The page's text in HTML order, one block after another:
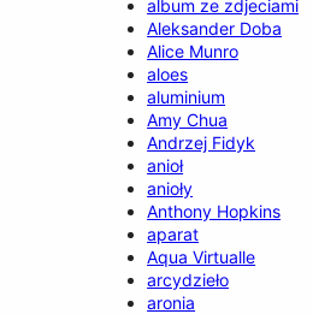
album ze zdjeciami
Aleksander Doba
Alice Munro
aloes
aluminium
Amy Chua
Andrzej Fidyk
anioł
anioły
Anthony Hopkins
aparat
Aqua Virtualle
arcydzieło
aronia